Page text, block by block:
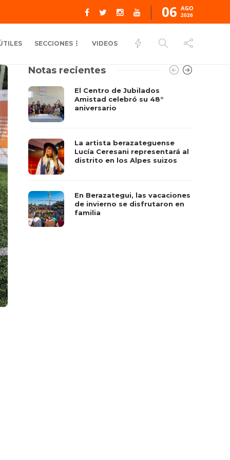
06 AGO
2026
SECCIONES VIDEOS
Notas recientes
El Centro de Jubilados
Amistad celebró su 48°
aniversario
La artista berazateguense
Lucía Ceresani representará al
distrito en los Alpes suizos
En Berazategui, las vacaciones
de invierno se disfrutaron en
familia